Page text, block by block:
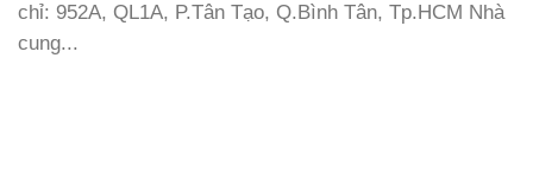
chỉ: 952A, QL1A, P.Tân Tạo, Q.Bình Tân, Tp.HCM Nhà
cung...